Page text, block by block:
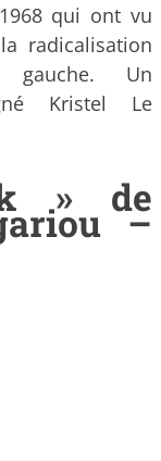
qui ont vu
radicalisation
gauche. Un
Kristel Le
» de
–